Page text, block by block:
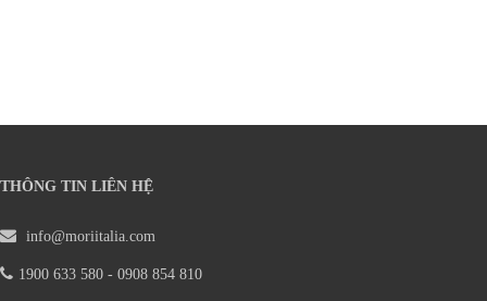
THÔNG TIN LIÊN HỆ
info@moriitalia.com
1900 633 580 - 0908 854 810